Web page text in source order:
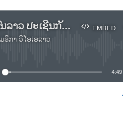
EMBED
ປະຊາຊົນລາວ ປະເຊີນກັບ ໄພທຳມະຊາດ ຫລາຍຂຶ້ນ ແລະເສຍຫາຍ 30,000 ກວ່າຕື້ກີບ ນັບຕັ້ງແຕ່ປີ 2018 ເປັນຕົ້ນມາ
ມຣິກາ ວີໂອເອລາວ
available
4:49